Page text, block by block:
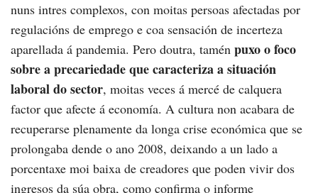
nuns intres complexos, con moitas persoas afectadas por
regulacións de emprego e coa sensación de incerteza
aparellada á pandemia. Pero doutra, tamén puxo o foco
sobre a precariedade que caracteriza a situación
laboral do sector, moitas veces á mercé de calquera
factor que afecte á economía. A cultura non acabara de
recuperarse plenamente da longa crise económica que se
prolongaba dende o ano 2008, deixando a un lado a
porcentaxe moi baixa de creadores que poden vivir dos
ingresos da súa obra, como confirma o informe